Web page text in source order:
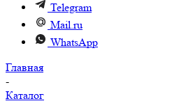
Telegram
Mail.ru
WhatsApp
Главная
-
Каталог